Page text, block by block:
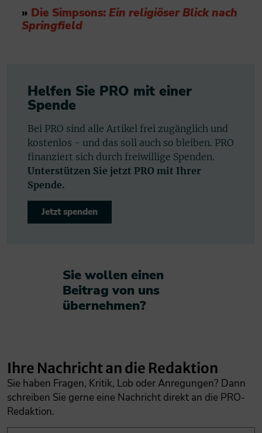
» Die Simpsons: Ein religiöser Blicknach
Springfield
Helfen Sie PRO mit einer
Spende
Bei PRO sind alle Artikel frei zugänglich und
kostenlos - und das soll auch so bleiben. PRO
finanziert sich durch freiwillige Spenden.
Unterstützen Sie jetzt PRO mit Ihrer
Spende.
Jetzt spenden
Sie wollen einen
Beitrag von uns
übernehmen?​
Ihre Nachricht an die Redaktion
Sie haben Fragen, Kritik, Lob oder Anregungen? Dann
schreiben Sie gerne eine Nachricht direkt an die PRO-
Redaktion.